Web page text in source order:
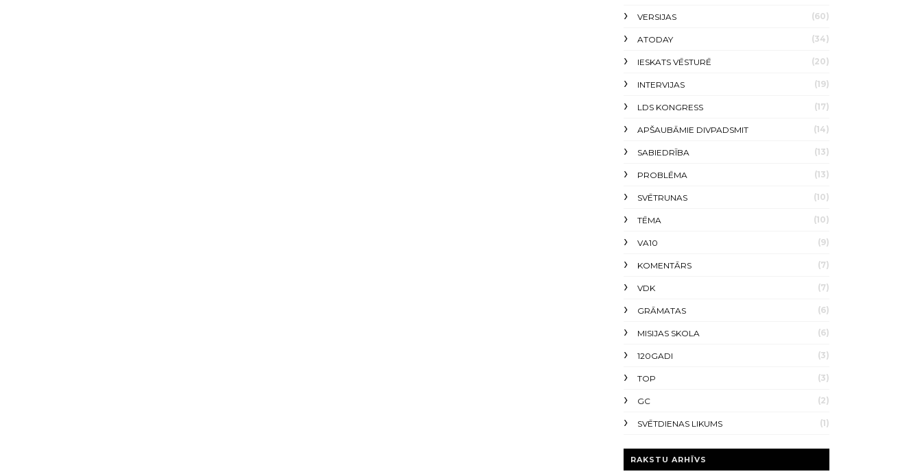
VERSIJAS (60)
ATODAY (34)
IESKATS VĒSTURĒ (20)
INTERVIJAS (19)
LDS KONGRESS (17)
APŠAUBĀMIE DIVPADSMIT (14)
SABIEDRĪBA (13)
PROBLĒMA (13)
SVĒTRUNAS (10)
TĒMA (10)
VA10 (9)
KOMENTĀRS (7)
VDK (7)
GRĀMATAS (6)
MISIJAS SKOLA (6)
120GADI (3)
TOP (3)
GC (2)
SVĒTDIENAS LIKUMS (1)
RAKSTU ARHĪVS